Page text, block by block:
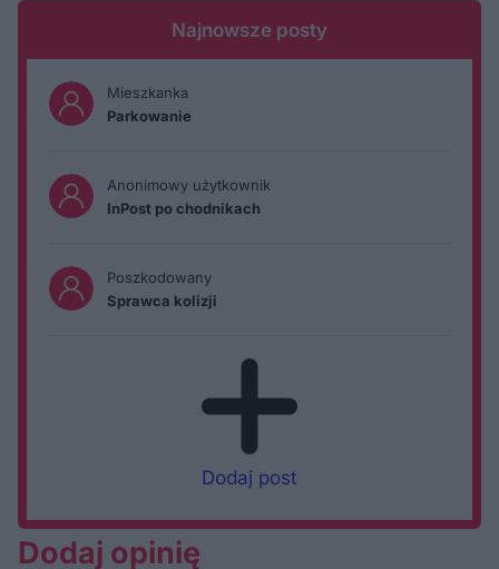
Najnowsze posty
Mieszkanka
Parkowanie
Anonimowy użytkownik
InPost po chodnikach
Poszkodowany
Sprawca kolizji
Dodaj post
Dodaj opinię